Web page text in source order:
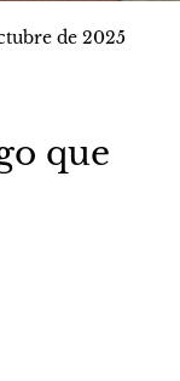
de 2025
que